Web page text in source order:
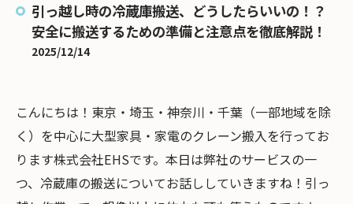
引っ越し時の冷蔵庫搬送、どうしたらいいの！？
安全に搬送するための準備と注意点を徹底解説！
2025/12/14
こんにちは！東京・埼玉・神奈川・千葉（一部地域を除
く）を中心に大型家具・家電のクレーン搬入を行ってお
ります株式会社EHSです。本日は弊社のサービスの一
つ、冷蔵庫の搬送についてお話ししていきますね！引っ